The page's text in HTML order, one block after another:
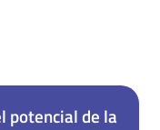
potencial de la